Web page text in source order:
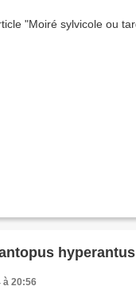
hyperantus
à 20:56